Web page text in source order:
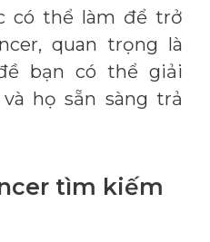
có thể làm để trở
quan trọng là
bạn có thể giải
họ sẵn sàng trả
tìm kiếm